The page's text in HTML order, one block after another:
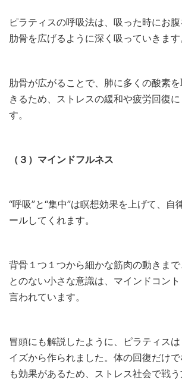
ピラティスの呼吸法は、吸った時にお腹
肋骨を広げるように深く吸っていきます
肋骨が広がることで、肺に多くの酸素
きるため、ストレスの緩和や疲労回復
す。
（３）マインドフルネス
“呼吸”と“集中”は瞑想効果を上げて、自
ールしてくれます。
背骨１つ１つから細かな筋肉の動きま
とのない小さな意識は、マインドコン
言われています。
冒頭にも解説したように、ピラティス
イズから作られました。体の回復だけ
も効果があるため、ストレス社会で戦